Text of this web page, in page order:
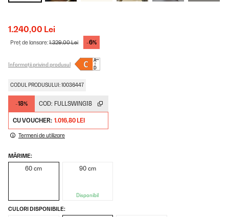
1.240,00 Lei
Preț de lansare:1.329,00 Lei -6%
Informații privind produsul
CODUL PRODUSULUI: 10036447
-18% COD: FULLSWING18
CU VOUCHER: 1.016,80 LEI
Termeni de utilizare
MĂRIME:
60 cm 90 cm
Disponibil
CULORI DISPONIBILE: